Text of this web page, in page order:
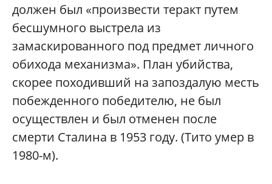
должен был «произвести теракт путем
бесшумного выстрела из
замаскированного под предмет личного
обихода механизма». План убийства,
скорее походивший на запоздалую месть
побежденного победителю, не был
осуществлен и был отменен после
смерти Сталина в 1953 году. (Тито умер в
1980-м).